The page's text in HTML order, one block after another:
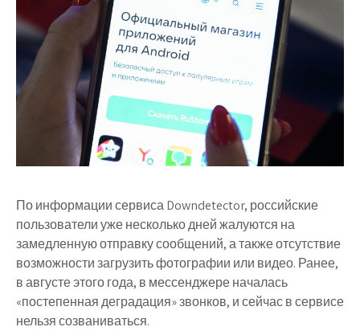
По информации сервиса Downdetector, российские
пользователи уже несколько дней жалуются на
замедленную отправку сообщений, а также отсутствие
возможности загрузить фотографии или видео. Ранее,
в августе этого года, в мессенджере началась
«постепенная деградация» звонков, и сейчас в сервисе
нельзя созваниваться.